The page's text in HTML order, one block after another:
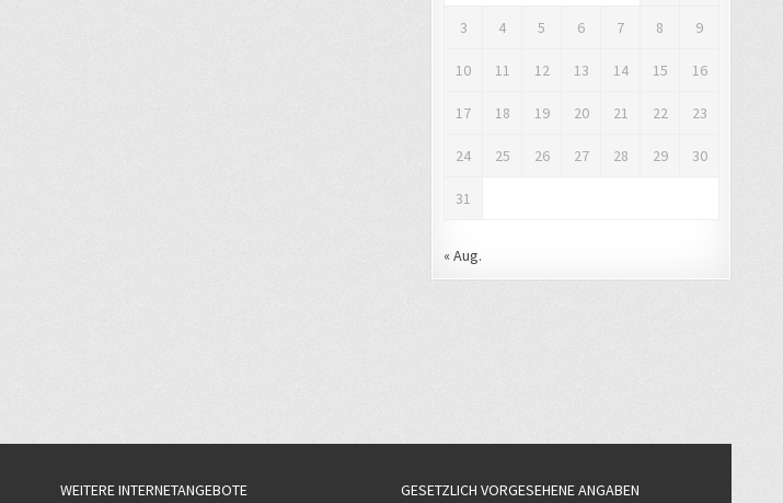
3 4 5 6 7 8 9
10 11 12 13 14 15 16
17 18 19 20 21 22 23
24 25 26 27 28 29 30
31
« Aug.
WEITERE INTERNETANGEBOTE GESETZLICH VORGESEHENE ANGABEN